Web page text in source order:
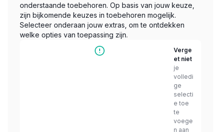
onderstaande toebehoren. Op basis van jouw keuze,
zijn bijkomende keuzes in toebehoren mogelijk.
Selecteer onderaan jouw extras, om te ontdekken
welke opties van toepassing zijn.
Verge
et niet
je
volledi
ge
selecti
e toe
te
voege
n aan